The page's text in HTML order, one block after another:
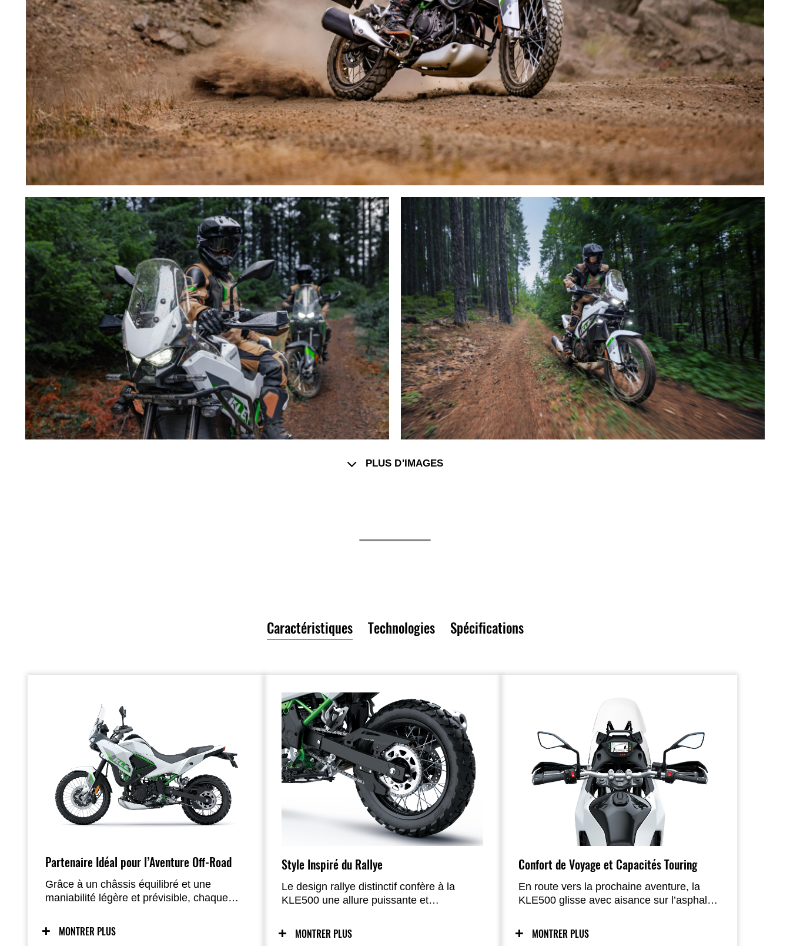
PLUS D'IMAGES
Caractéristiques Technologies Spécifications
Partenaire Idéal pour l’Aventure Off-Road
Grâce à un châssis équilibré et une
maniabilité légère et prévisible, chaque
à l’exploration. La position de conduite
étudiée assure un équilibre naturel, assis
MONTRER PLUS
Style Inspiré du Rallye
Le design rallye distinctif confère à la
KLE500 une allure puissante et
aussi à l’aise sur les pistes non asphaltées
que sur les longues portions d’autoroute.
MONTRER PLUS
Confort de Voyage et Capacités Touring
En route vers la prochaine aventure, la
KLE500 glisse avec aisance sur l’asphalte.
maîtrise la pression du vent, tandis que la
selle généreusement rembourrée assure
MONTRER PLUS